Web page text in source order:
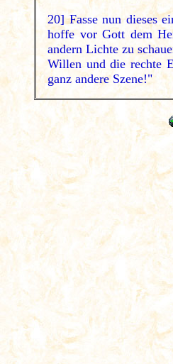
20] Fasse nun dieses
hoffe vor Gott dem
andern Lichte zu
Willen und die rechte
ganz andere Szene!"